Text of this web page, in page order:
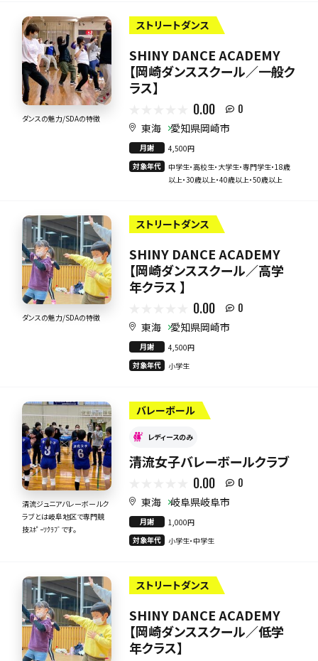
ダンスの魅力/SDAの特徴
ストリートダンス
SHINY DANCE ACADEMY
【岡崎ダンススクール／一般ク
ラス】
0.00 0
東海 愛知県岡崎市
月謝
4,500円
対象年代
中学生・高校生・大学生・専門学生・18歳
以上・30歳以上・40歳以上・50歳以上
ダンスの魅力/SDAの特徴
ストリートダンス
SHINY DANCE ACADEMY
【岡崎ダンススクール／高学
年クラス 】
0.00 0
東海 愛知県岡崎市
月謝
4,500円
対象年代
小学生
清流ジュニアバレーボールク
ラブとは岐阜地区で専門競
技ｽﾎﾟｰﾂｸﾗﾌﾞです。
バレーボール
レディースのみ
清流女子バレーボールクラブ
0.00 0
東海 岐阜県岐阜市
月謝
1,000円
対象年代
小学生・中学生
ストリートダンス
SHINY DANCE ACADEMY
【岡崎ダンススクール／低学
年クラス】